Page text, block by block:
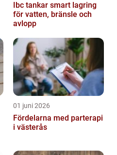
Ibc tankar smart lagring
för vatten, bränsle och
avlopp
01 juni 2026
Fördelarna med parterapi
i västerås